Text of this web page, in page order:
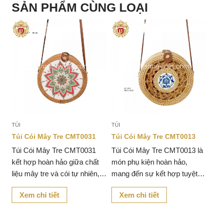
SẢN PHẨM CÙNG LOẠI
TÚI
Túi Cói Mây Tre CMT0031
Túi Cói Mây Tre CMT0031
kết hợp hoàn hảo giữa chất
liệu mây tre và cói tự nhiên,
tạo nên một sản phẩm vừa
đơn giản vừa tinh tế.
Xem chi tiết
TÚI
Túi Cói Mây Tre CMT0013
Túi Cói Mây Tre CMT0013 là
món phụ kiện hoàn hảo,
mang đến sự kết hợp tuyệt
vời giữa sự mộc mạc của cói
và mây tre tự nhiên, tạo nên
Xem chi tiết